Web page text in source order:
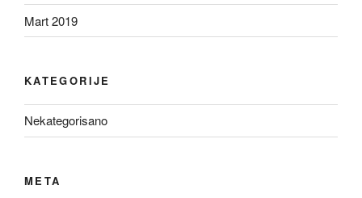
Mart 2019
KATEGORIJE
Nekategorisano
META